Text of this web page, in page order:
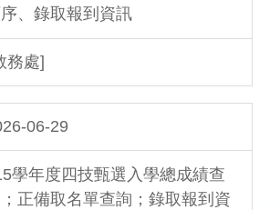
、錄取報到資訊
務處]
06-29
學年度四技甄選入學總成績查
正備取名單查詢；錄取報到資